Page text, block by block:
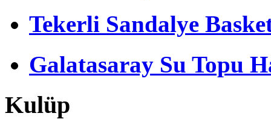
Tekerli Sandalye
Galatasaray Su Topu
Kulüp